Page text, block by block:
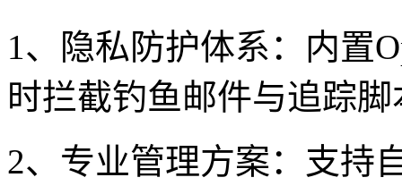
1、隐私防护体系：内置
时拦截钓鱼邮件与追踪脚
2、专业管理方案：支持